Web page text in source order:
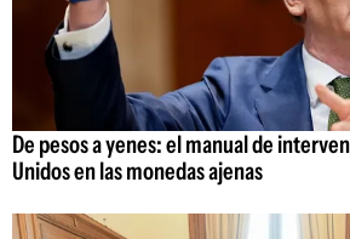
De pesos a yenes: el manual de
Unidos en las monedas ajenas